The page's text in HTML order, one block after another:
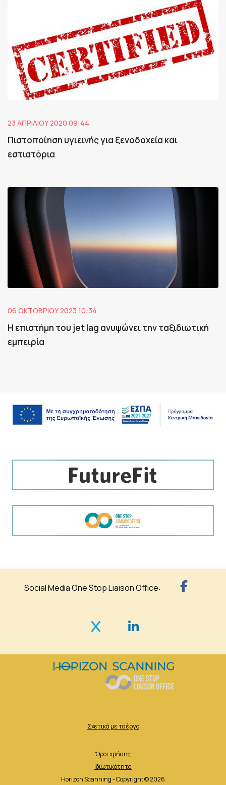
23 ΑΠΡΙΛΊΟΥ 2020 09:44
Πιστοποίηση υγιεινής για ξενοδοχεία και
εστιατόρια
06 ΟΚΤΩΒΡΊΟΥ 2023 10:34
Η επιστήμη του jet lag ανυψώνει την ταξιδιωτική
εμπειρία
Social Media One Stop Liaison Office:
Σχετικά με το έργο
Όροι χρήσης
Ιδιωτικότητα
Horizon Scanning - Copyright © 2026